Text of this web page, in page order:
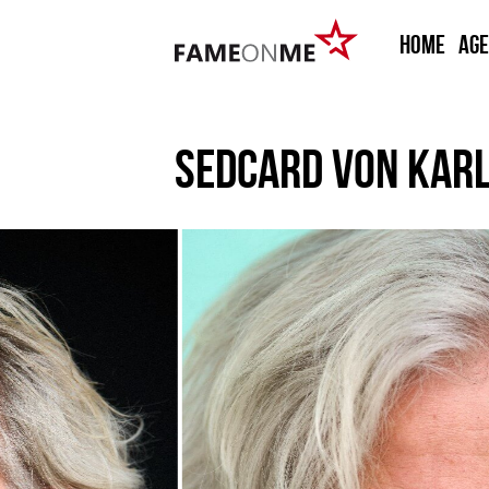
HOME
SEDCARD VON